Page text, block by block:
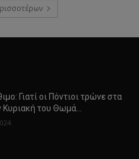
Γιατί οι Πόντιοι τρώνε στα
Κυριακή του Θωμά…